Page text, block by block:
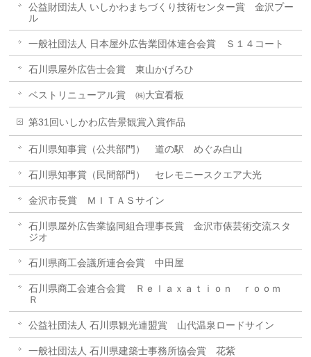
公益財団法人 いしかわまちづくり技術センター賞 金沢プー
ル
一般社団法人 日本屋外広告業団体連合会賞 Ｓ１４コート
石川県屋外広告士会賞 東山かげろひ
ベストリニューアル賞 ㈱大宣看板
第31回いしかわ広告景観賞入賞作品
石川県知事賞（公共部門） 道の駅 めぐみ白山
石川県知事賞（民間部門） セレモニースクエア大光
金沢市長賞 ＭＩＴＡＳサイン
石川県屋外広告業協同組合理事長賞 金沢市俵芸術交流スタ
ジオ
石川県商工会議所連合会賞 中田屋
石川県商工会連合会賞 Ｒｅｌａｘａｔｉｏｎ ｒｏｏｍ
Ｒ
公益社団法人 石川県観光連盟賞 山代温泉ロードサイン
一般社団法人 石川県建築士事務所協会賞 花紫